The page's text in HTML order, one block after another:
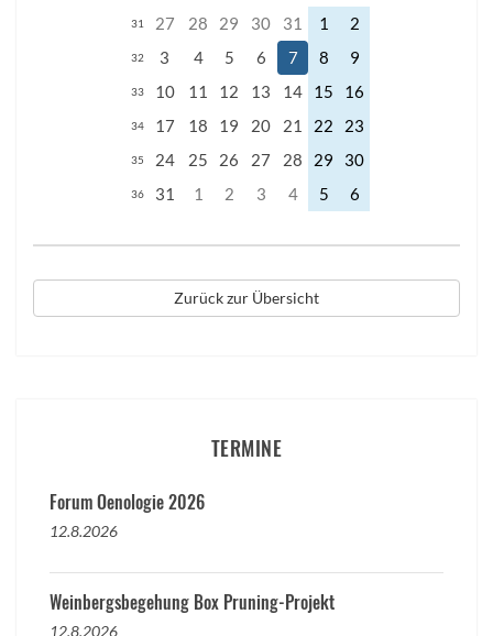
31 27 28 29 30 31 1 2
32 3 4 5 6 7 8 9
33 10 11 12 13 14 15 16
34 17 18 19 20 21 22 23
35 24 25 26 27 28 29 30
36 31 1 2 3 4 5 6
Zurück zur Übersicht
TERMINE
Forum Oenologie 2026
12.8.2026
Weinbergsbegehung Box Pruning-Projekt
12.8.2026